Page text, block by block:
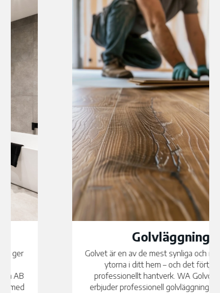
Golvläggning
Golvet är en av de mest synliga och mest använda
ytorna i ditt hem – och det förtjänar ett
professionellt hantverk. WA Golvcentrum AB
erbjuder professionell golvläggning i Gråbo med